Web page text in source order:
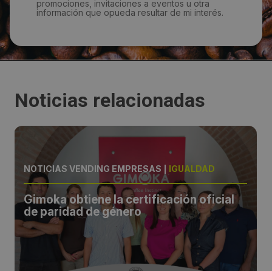
promociones, invitaciones a eventos u otra
información que opueda resultar de mi interés.
Noticias relacionadas
NOTICIAS VENDING EMPRESAS IGUALDAD
Gimoka obtiene la certificación oficial
de paridad de género